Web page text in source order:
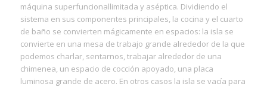
máquina superfuncionallimitada y aséptica. Dividiendo el
sistema en sus componentes principales, la cocina y el cuarto
de baño se convierten mágicamente en espacios: la isla se
convierte en una mesa de trabajo grande alrededor de la que
podemos charlar, sentarnos, trabajar alrededor de una
chimenea, un espacio de cocción apoyado, una placa
luminosa grande de acero. En otros casos la isla se vacía para